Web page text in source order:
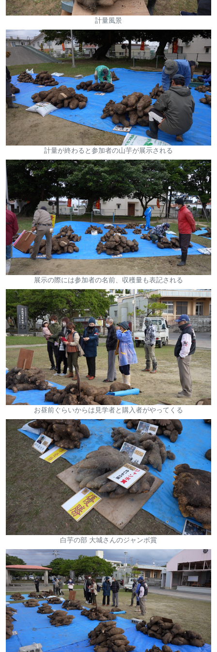
計量風景
計量が終わると参加者の山芋が展示される
展示の際には参加者の名前、収穫量も表記される
お昼前ぐらいからは見学者と購入者がやってくる
白芋の部 大城さんのジャンボ賞